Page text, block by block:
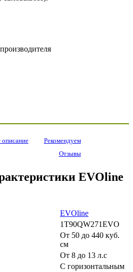
Рекомендуем
Отзывы
EVOline
EVOline
1T90QW271EVO
От 50 до 440 куб.
см
От 8 до 13 л.с
С горизонтальным